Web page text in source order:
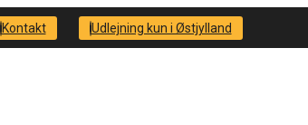
Kontakt Udlejning kun i Østjylland